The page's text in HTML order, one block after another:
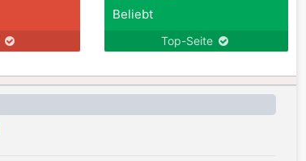
Beliebt
Top-Seite